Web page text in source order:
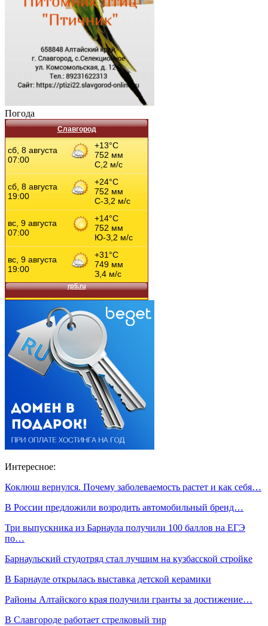
Погода
Славгород
Интересное:
Коклюш вернулся. Почему заболеваемость растет и как себя…
В России предложили возродить автомобильный бренд…
Три выпускника из Барнаула получили 100 баллов на ЕГЭ
по…
Барнаульский студотряд стал лучшим на кузбасской стройке
В Барнауле открылась выставка детской керамики
Районы Алтайского края получили гранты за достижение…
В Славгороде работает стрелковый тир